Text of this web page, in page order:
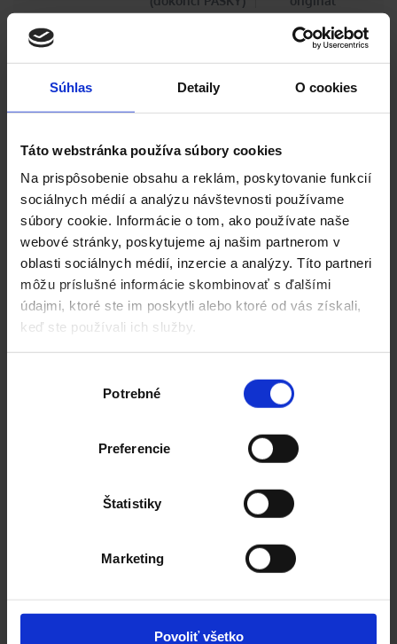
Súhlas Detaily O cookies
Táto webstránka používa súbory cookies
Na prispôsobenie obsahu a reklám, poskytovanie funkcií
sociálnych médií a analýzu návštevnosti používame
súbory cookie. Informácie o tom, ako používate naše
webové stránky, poskytujeme aj našim partnerom v
oblasti sociálnych médií, inzercie a analýzy. Títo partneri
môžu príslušné informácie skombinovať s ďalšími
údajmi, ktoré ste im poskytli alebo ktoré od vás získali,
keď ste používali ich služby.
Potrebné
Preferencie
Štatistiky
Marketing
Povoliť všetko
PROVEDENÍ *
POČET NA ROLI / V BALÍČKU (SKLÁDANÉ) / ARCHŮ
POČET NA ARCHU